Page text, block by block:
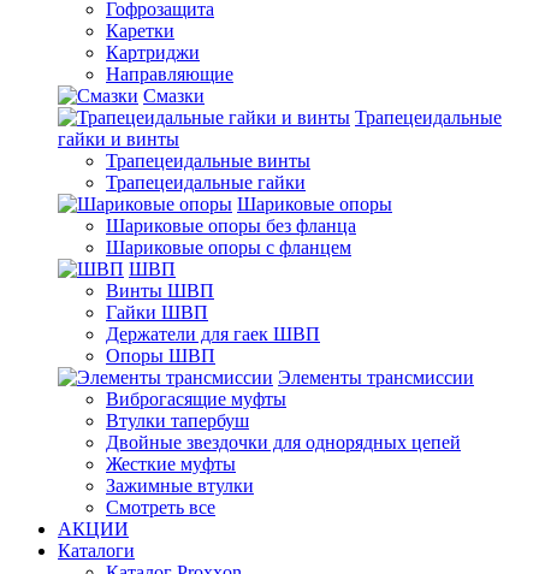
Гофрозащита
Каретки
Картриджи
Направляющие
Смазки
Трапецеидальные
гайки и винты
Трапецеидальные винты
Трапецеидальные гайки
Шариковые опоры
Шариковые опоры без фланца
Шариковые опоры с фланцем
ШВП
Винты ШВП
Гайки ШВП
Держатели для гаек ШВП
Опоры ШВП
Элементы трансмиссии
Виброгасящие муфты
Втулки тапербуш
Двойные звездочки для однорядных цепей
Жесткие муфты
Зажимные втулки
Смотреть все
АКЦИИ
Каталоги